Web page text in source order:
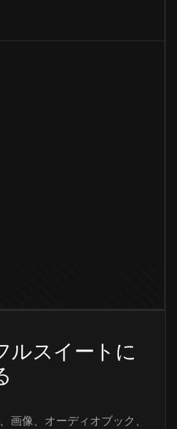
ルスイートに
画像、オーディオブック、